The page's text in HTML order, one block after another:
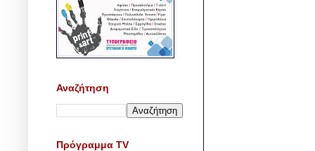
Αναζήτηση
Πρόγραμμα TV